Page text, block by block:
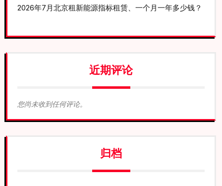
2026年7月北京租新能源指标租赁、一个月一年多少钱？
近期评论
您尚未收到任何评论。
归档